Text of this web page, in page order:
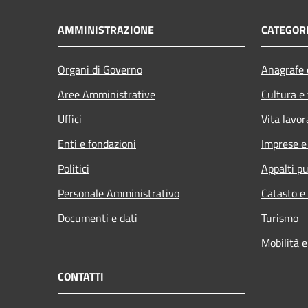
AMMINISTRAZIONE
Organi di Governo
Aree Amministrative
Uffici
Enti e fondazioni
Politici
Personale Amministrativo
Documenti e dati
Cultura
Vita
Imprese
Appalti
Catasto
Turismo
Mobilità
CONTATTI